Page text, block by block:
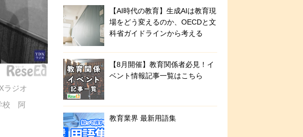
ラジオ
校 阿
【AI時代の教育】生成AIは教育現
場をどう変えるのか、OECDと文
科省ガイドラインから考える
【8月開催】教育関係者必見！イ
ベント情報記事一覧はこちら
教育業界 最新用語集